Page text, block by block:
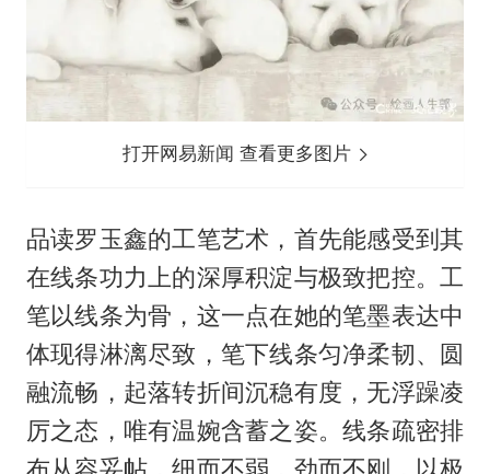
打开网易新闻 查看更多图片
品读罗玉鑫的工笔艺术，首先能感受到其
在线条功力上的深厚积淀与极致把控。工
笔以线条为骨，这一点在她的笔墨表达中
体现得淋漓尽致，笔下线条匀净柔韧、圆
融流畅，起落转折间沉稳有度，无浮躁凌
厉之态，唯有温婉含蓄之姿。线条疏密排